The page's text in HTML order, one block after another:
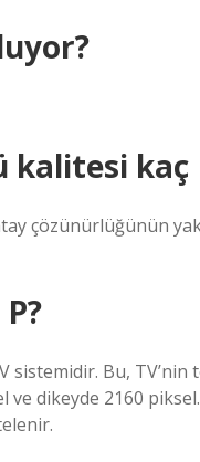
kalitesi kaç
çözünürlüğünün
sistemidir. Bu,
ve dikeyde 2160